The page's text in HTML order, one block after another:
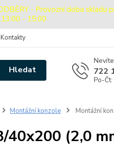
- Provozní doba
- 15:00
Kontakty
Hledat 722
Po-
Montážní konzole Montážní
40x200 (2,0